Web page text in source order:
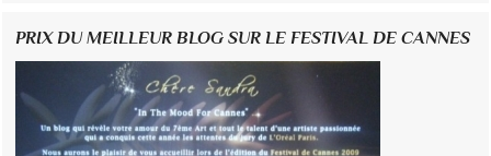
PRIX DU MEILLEUR BLOG SUR LE FESTIVAL DE CANNES